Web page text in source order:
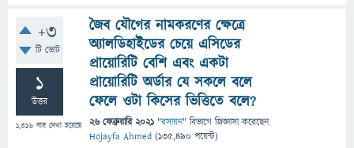
+3
টি ভোট
1
উত্তর
1,316 বার দেখা হয়েছে
জৈব যৌগের নামকরণের ক্ষেত্রে
অ্যালডিহাইডের চেয়ে এসিডের
প্রায়োরিটি বেশি এবং একটা
প্রায়োরিটি অর্ডার যে সকলে বলে
ফেলে ওটা কিসের ভিত্তিতে বলে?
26 ফেব্রুয়ারি 2021 "রসায়ন" বিভাগে জিজ্ঞাসাকরেছেন
Hojayfa Ahmed (135,490 পয়েন্ট)